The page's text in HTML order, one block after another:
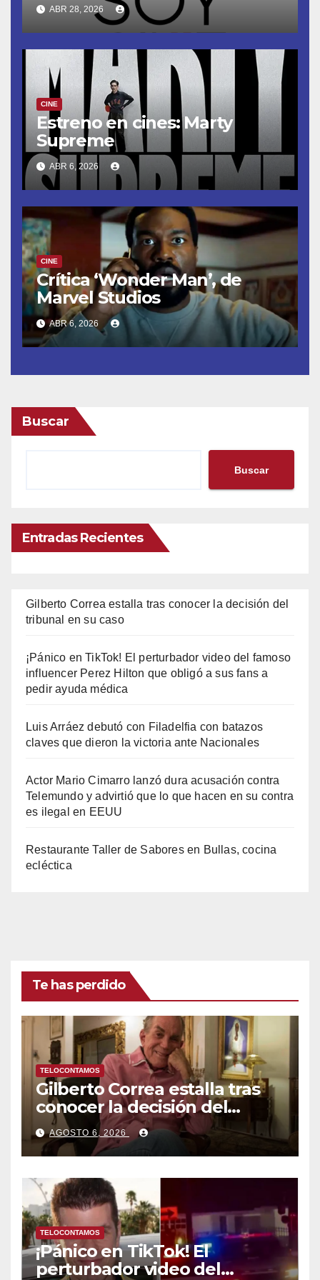
ABR 28, 2026
CINE
Estreno en cines: Marty
Supreme
ABR 6, 2026
CINE
Crítica ‘Wonder Man’, de
Marvel Studios
ABR 6, 2026
Buscar
Buscar
Entradas Recientes
Gilberto Correa estalla tras conocer la decisión del
tribunal en su caso
¡Pánico en TikTok! El perturbador video del famoso
influencer Perez Hilton que obligó a sus fans a
pedir ayuda médica
Luis Arráez debutó con Filadelfia con batazos
claves que dieron la victoria ante Nacionales
Actor Mario Cimarro lanzó dura acusación contra
Telemundo y advirtió que lo que hacen en su contra
es ilegal en EEUU
Restaurante Taller de Sabores en Bullas, cocina
ecléctica
Te has perdido
TELOCONTAMOS
Gilberto Correa estalla tras
conocer la decisión del
tribunal en su caso
AGOSTO 6, 2026
TELOCONTAMOS
¡Pánico en TikTok! El
perturbador video del